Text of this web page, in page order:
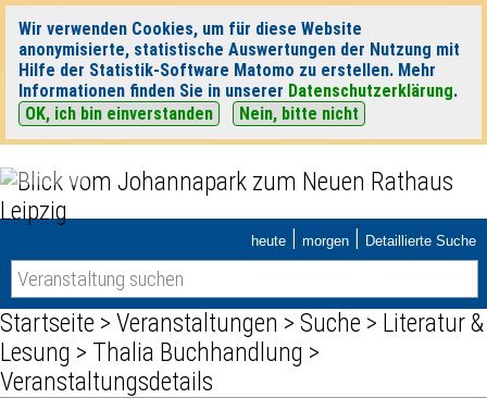
Wir verwenden Cookies, um für diese Website
anonymisierte, statistische Auswertungen der Nutzung mit
Hilfe der Statistik-Software Matomo zu erstellen. Mehr
Informationen finden Sie in unserer Datenschutzerklärung.
OK, ich bin einverstanden
Nein, bitte nicht
heute | morgen | Detaillierte Suche
Startseite > Veranstaltungen > Suche > Literatur &
Lesung > Thalia Buchhandlung >
Veranstaltungsdetails